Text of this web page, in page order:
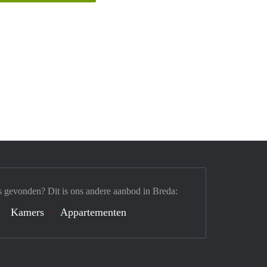
gevonden? Dit is ons andere aanbod in Breda:
Kamers Appartementen